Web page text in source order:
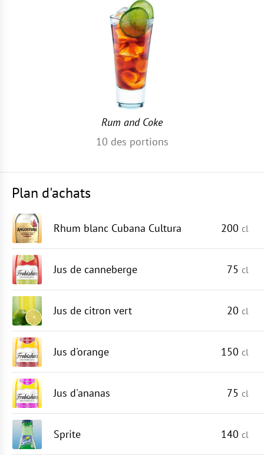
Rum and Coke
10 des portions
Plan d'achats
Rhum blanc Cubana Cultura 200 cl
Jus de canneberge 75 cl
Jus de citron vert 20 cl
Jus d'orange 150 cl
Jus d'ananas 75 cl
Sprite 140 cl